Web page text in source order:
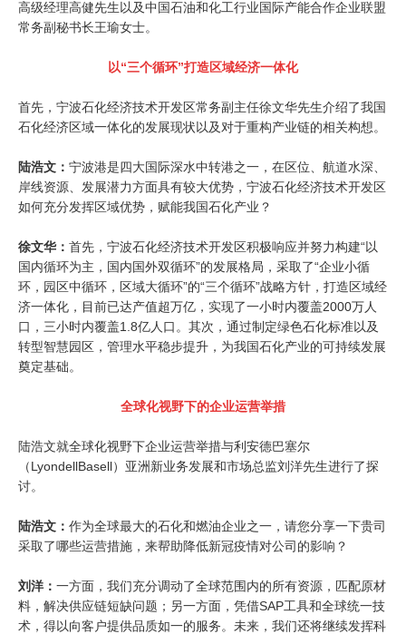
高级经理高健先生以及中国石油和化工行业国际产能合作企业联盟
常务副秘书长王瑜女士。
以“三个循环”打造区域经济一体化
首先，宁波石化经济技术开发区常务副主任徐文华先生介绍了我国
石化经济区域一体化的发展现状以及对于重构产业链的相关构想。
陆浩文： 宁波港是四大国际深水中转港之一，在区位、航道水深、
岸线资源、发展潜力方面具有较大优势，宁波石化经济技术开发区
如何充分发挥区域优势，赋能我国石化产业？
徐文华： 首先，宁波石化经济技术开发区积极响应并努力构建“以
国内循环为主，国内国外双循环”的发展格局，采取了“企业小循
环，园区中循环，区域大循环”的“三个循环”战略方针，打造区域经
济一体化，目前已达产值超万亿，实现了一小时内覆盖2000万人
口，三小时内覆盖1.8亿人口。其次，通过制定绿色石化标准以及
转型智慧园区，管理水平稳步提升，为我国石化产业的可持续发展
奠定基础。
全球化视野下的企业运营举措
陆浩文就全球化视野下企业运营举措与利安德巴塞尔
（LyondellBasell）亚洲新业务发展和市场总监刘洋先生进行了探
讨。
陆浩文： 作为全球最大的石化和燃油企业之一，请您分享一下贵司
采取了哪些运营措施，来帮助降低新冠疫情对公司的影响？
刘洋： 一方面，我们充分调动了全球范围内的所有资源，匹配原材
料，解决供应链短缺问题；另一方面，凭借SAP工具和全球统一技
术，得以向客户提供品质如一的服务。未来，我们还将继续发挥科